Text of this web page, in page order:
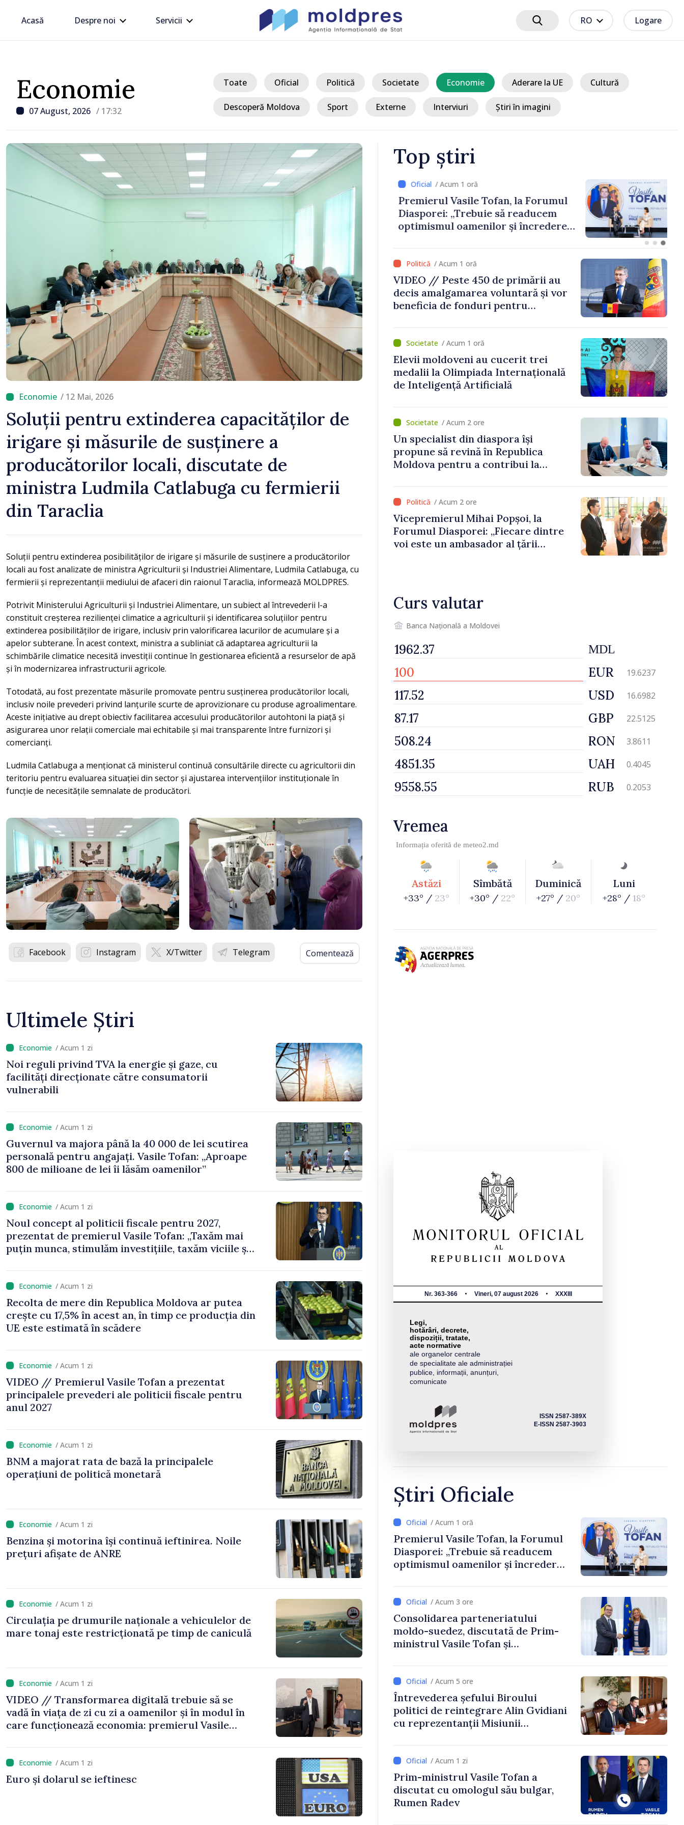
Acasă Despre noi Servicii RO Logare
Economie
07 August, 2026 / 17:32
Toate Oficial Politică Societate Economie Aderare la UE Cultură
Descoperă Moldova Sport Externe Interviuri Știri în imagini
/ 12 Mai, 2026
Soluții pentru extinderea capacităților de
irigare și măsurile de susținere a
producătorilor locali, discutate de
ministra Ludmila Catlabuga cu fermierii
din Taraclia
Soluții pentru extinderea posibilităților de irigare și măsurile de susținere a producătorilor
locali au fost analizate de ministra Agriculturii și Industriei Alimentare, Ludmila Catlabuga, cu
fermierii și reprezentanții mediului de afaceri din raionul Taraclia, informează MOLDPRES.
Potrivit Ministerului Agriculturii și Industriei Alimentare, un subiect al întrevederii l-a
constituit creșterea rezilienței climatice a agriculturii și identificarea soluțiilor pentru
extinderea posibilităților de irigare, inclusiv prin valorificarea lacurilor de acumulare și a
apelor subterane. În acest context, ministra a subliniat că adaptarea agriculturii la
schimbările climatice necesită investiții continue în gestionarea eficientă a resurselor de apă
și în modernizarea infrastructurii agricole.
Totodată, au fost prezentate măsurile promovate pentru susținerea producătorilor locali,
inclusiv noile prevederi privind lanțurile scurte de aprovizionare cu produse agroalimentare.
Aceste inițiative au drept obiectiv facilitarea accesului producătorilor autohtoni la piață și
asigurarea unor relații comerciale mai echitabile și mai transparente între furnizori și
comercianți.
Ludmila Catlabuga a menționat că ministerul continuă consultările directe cu agricultorii din
teritoriu pentru evaluarea situației din sector și ajustarea intervențiilor instituționale în
funcție de necesitățile semnalate de producători.
Facebook Instagram X/Twitter Telegram Comentează
Ultimele Știri
/ Acum 1 zi
Noi reguli privind TVA la energie și gaze, cu
facilități direcționate către consumatorii
vulnerabili
/ Acum 1 zi
Guvernul va majora până la 40 000 de lei scutirea
personală pentru angajați. Vasile Tofan: „Aproape
800 de milioane de lei îi lăsăm oamenilor”
/ Acum 1 zi
Noul concept al politicii fiscale pentru 2027,
prezentat de premierul Vasile Tofan: „Taxăm mai
puțin munca, stimulăm investițiile, taxăm viciile și
/ Acum 1 zi
Recolta de mere din Republica Moldova ar putea
crește cu 17,5% în acest an, în timp ce producția din
UE este estimată în scădere
/ Acum 1 zi
VIDEO // Premierul Vasile Tofan a prezentat
principalele prevederi ale politicii fiscale pentru
anul 2027
/ Acum 1 zi
BNM a majorat rata de bază la principalele
operațiuni de politică monetară
/ Acum 1 zi
Benzina și motorina își continuă ieftinirea. Noile
prețuri afișate de ANRE
/ Acum 1 zi
Circulația pe drumurile naționale a vehiculelor de
mare tonaj este restricționată pe timp de caniculă
/ Acum 1 zi
VIDEO // Transformarea digitală trebuie să se
vadă în viața de zi cu zi a oamenilor și în modul în
care funcționează economia: premierul Vasile
/ Acum 1 zi
Euro și dolarul se ieftinesc
Top știri
/ Acum 1 oră
VIDEO // Șoferii sunt avertizați să
respecte restricțiile de circulație pe
drumul R3, unde se desfășoară
/ Acum 1 oră
Premierul Vasile Tofan, la Forumul
Diasporei: „Trebuie să readucem
optimismul oamenilor și încrederea
/ Acum 1 oră
VIDEO // Peste 450 de primării au
decis amalgamarea voluntară și vor
beneficia de fonduri pentru
dăm o șansă localităților să se
dezvolte”
/ Acum 1 oră
Elevii moldoveni au cucerit trei
medalii la Olimpiada Internațională
de Inteligență Artificială
/ Acum 2 ore
Un specialist din diaspora își
propune să revină în Republica
Moldova pentru a contribui la
/ Acum 2 ore
Vicepremierul Mihai Popșoi, la
Forumul Diasporei: „Fiecare dintre
voi este un ambasador al țării
Curs valutar
Banca Națională a Moldovei
MDL
EUR 19.6237
USD 16.6982
GBP 22.5125
RON 3.8611
UAH 0.4045
RUB 0.2053
Vremea
Informația oferită de meteo2.md
Astăzi
+33° / 23°
Sîmbătă
+30° / 22°
Duminică
+27° / 20°
Luni
+28° / 18°
Nr. 363-366 Vineri, 07 august 2026 XXXIII
Legi,
hotărâri, decrete,
dispoziții, tratate,
acte normative
ale organelor centrale
de specialitate ale administrației
publice, informații, anunțuri,
comunicate
ISSN 2587-389X
E-ISSN 2587-3903
Știri Oficiale
/ Acum 1 oră
Premierul Vasile Tofan, la Forumul
Diasporei: „Trebuie să readucem
optimismul oamenilor și încrederea
/ Acum 3 ore
Consolidarea parteneriatului
moldo-suedez, discutată de Prim-
ministrul Vasile Tofan și
/ Acum 5 ore
Întrevederea șefului Biroului
politici de reintegrare Alin Gvidiani
cu reprezentanții Misiunii
/ Acum 1 zi
Prim-ministrul Vasile Tofan a
discutat cu omologul său bulgar,
Rumen Radev